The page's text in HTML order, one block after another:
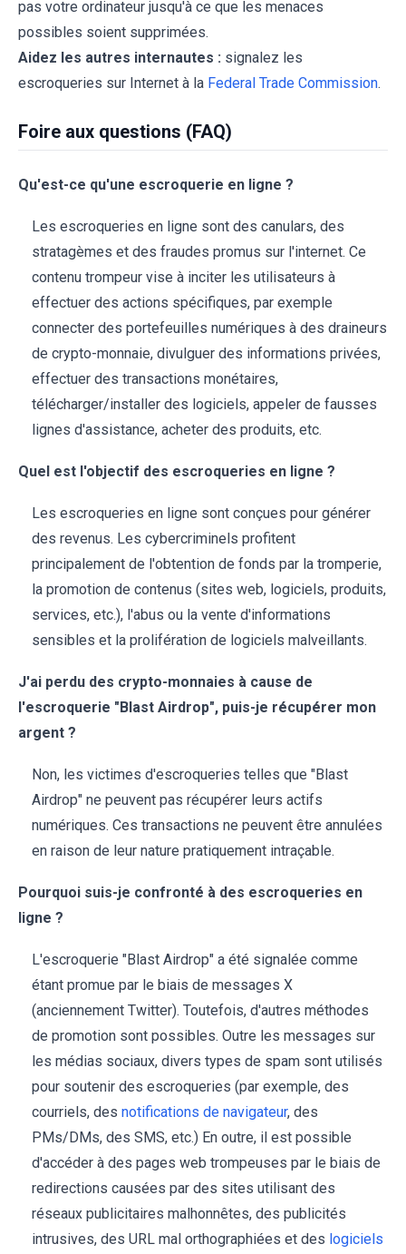
pas votre ordinateur jusqu'à ce que les menaces
possibles soient supprimées.
Aidez les autres internautes : signalez les
escroqueries sur Internet à la Federal Trade Commission.
Foire aux questions (FAQ)
Qu'est-ce qu'une escroquerie en ligne ?
Les escroqueries en ligne sont des canulars, des
stratagèmes et des fraudes promus sur l'internet. Ce
contenu trompeur vise à inciter les utilisateurs à
effectuer des actions spécifiques, par exemple
connecter des portefeuilles numériques à des draineurs
de crypto-monnaie, divulguer des informations privées,
effectuer des transactions monétaires,
télécharger/installer des logiciels, appeler de fausses
lignes d'assistance, acheter des produits, etc.
Quel est l'objectif des escroqueries en ligne ?
Les escroqueries en ligne sont conçues pour générer
des revenus. Les cybercriminels profitent
principalement de l'obtention de fonds par la tromperie,
la promotion de contenus (sites web, logiciels, produits,
services, etc.), l'abus ou la vente d'informations
sensibles et la prolifération de logiciels malveillants.
J'ai perdu des crypto-monnaies à cause de
l'escroquerie "Blast Airdrop", puis-je récupérer mon
argent ?
Non, les victimes d'escroqueries telles que "Blast
Airdrop" ne peuvent pas récupérer leurs actifs
numériques. Ces transactions ne peuvent être annulées
en raison de leur nature pratiquement intraçable.
Pourquoi suis-je confronté à des escroqueries en
ligne ?
L'escroquerie "Blast Airdrop" a été signalée comme
étant promue par le biais de messages X
(anciennement Twitter). Toutefois, d'autres méthodes
de promotion sont possibles. Outre les messages sur
les médias sociaux, divers types de spam sont utilisés
pour soutenir des escroqueries (par exemple, des
courriels, des notifications de navigateur, des
PMs/DMs, des SMS, etc.) En outre, il est possible
d'accéder à des pages web trompeuses par le biais de
redirections causées par des sites utilisant des
réseaux publicitaires malhonnêtes, des publicités
intrusives, des URL mal orthographiées et des logiciels